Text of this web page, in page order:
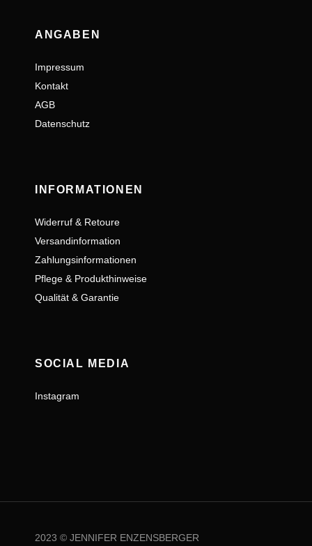
ANGABEN
Impressum
Kontakt
AGB
Datenschutz
INFORMATIONEN
Widerruf & Retoure
Versandinformation
Zahlungsinformationen
Pflege & Produkthinweise
Qualität & Garantie
SOCIAL MEDIA
Instagram
2023 © JENNIFER ENZENSBERGER